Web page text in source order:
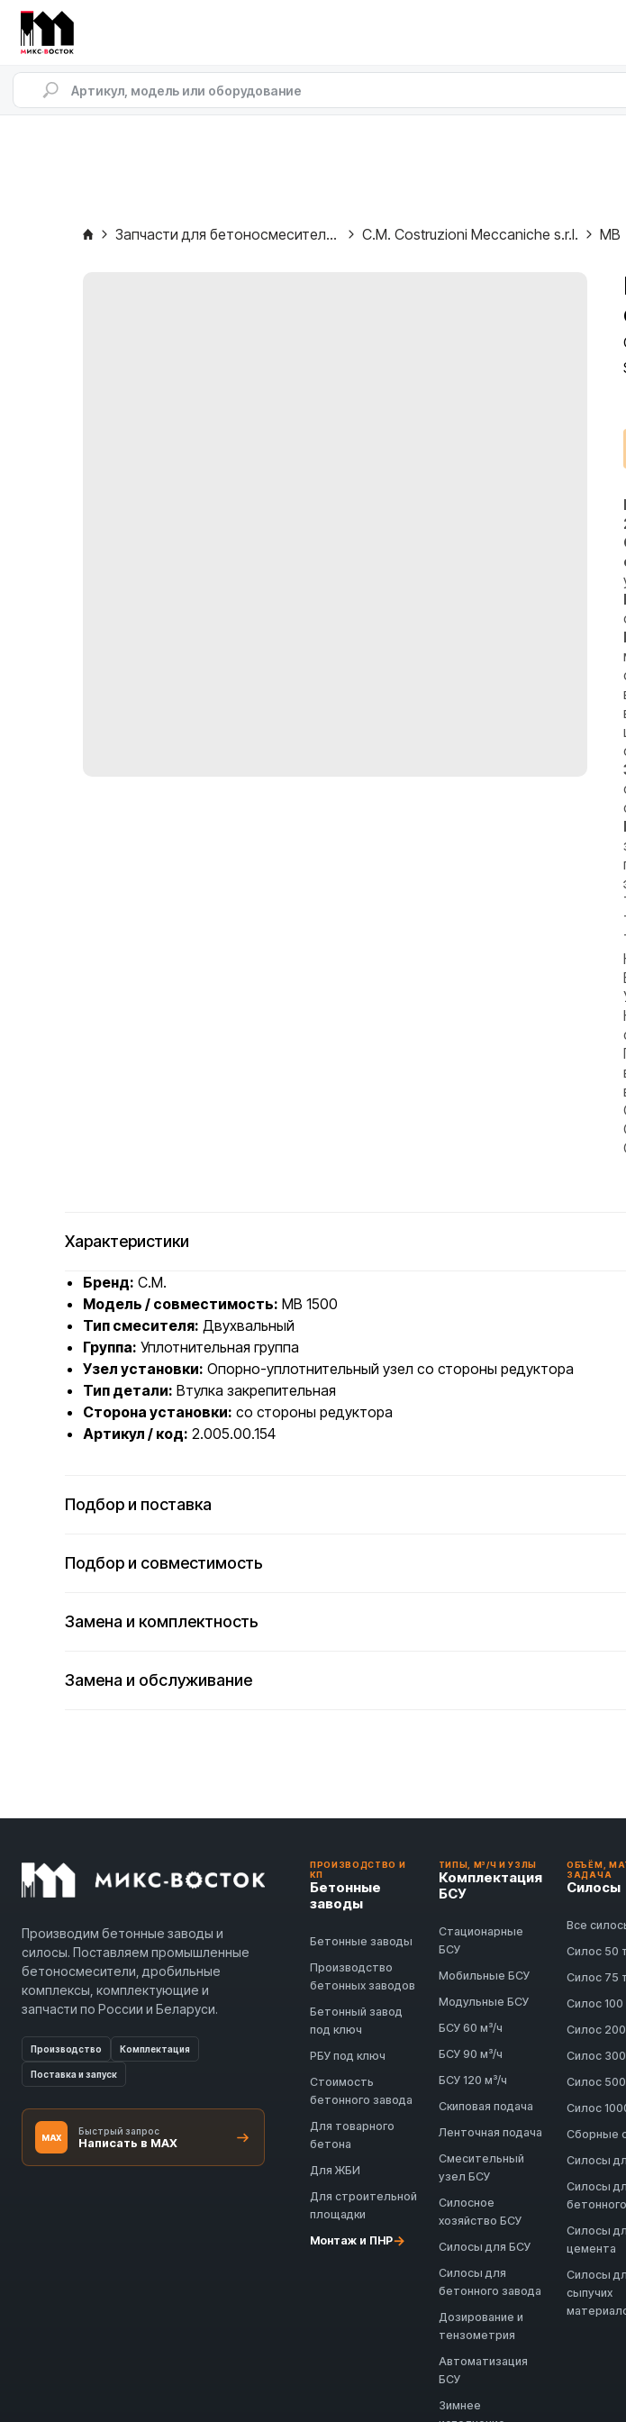
Запчасти для бетоносмесителей C.M. Costruzioni Meccaniche s.r.l. MB
Характеристики
Бренд: C.M.
Модель / совместимость: MB 1500
Тип смесителя: Двухвальный
Группа: Уплотнительная группа
Узел установки: Опорно-уплотнительный узел со стороны редуктора
Тип детали: Втулка закрепительная
Сторона установки: со стороны редуктора
Артикул / код: 2.005.00.154
Подбор и поставка
Подбор и совместимость
Замена и комплектность
Замена и обслуживание
Производим бетонные заводы и
силосы. Поставляем промышленные
бетоносмесители, дробильные
комплексы, комплектующие и
запчасти по России и Беларуси.
Производство Комплектация
Поставка и запуск
MAX
Быстрый запрос
Написать в MAX
ПРОИЗВОДСТВО И
КП
Бетонные
заводы
Бетонные заводы
Производство
бетонных заводов
Бетонный завод
под ключ
РБУ под ключ
Стоимость
бетонного завода
Для товарного
бетона
Для ЖБИ
Для строительной
площадки
Монтаж и ПНР→
ТИПЫ, М³/Ч И УЗЛЫ
Комплектация
БСУ
Стационарные
БСУ
Мобильные БСУ
Модульные БСУ
БСУ 60 м³/ч
БСУ 90 м³/ч
БСУ 120 м³/ч
Скиповая подача
Ленточная подача
Смесительный
узел БСУ
Силосное
хозяйство БСУ
Силосы для БСУ
Силосы для
бетонного завода
Дозирование и
тензометрия
Автоматизация
БСУ
Зимнее
ОБЪЁМ,
ЗАДАЧА
Силосы
Все
Силос 50
Силос 75
Силос 100
Силос
Силос
Силос
Силос
Сборные
Силосы
Силосы
Силосы
цемента
Силосы
сыпучих